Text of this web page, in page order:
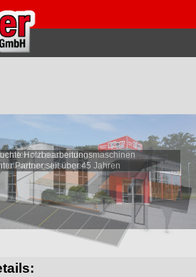
Holzbearbeitungsmaschinen
Partner seit über 45 Jahren
mit passenden